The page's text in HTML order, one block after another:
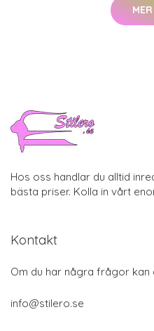
Hos oss handlar du alltid
bästa priser. Kolla in vårt
Kontakt
Om du har några frågor
info@stilero.se